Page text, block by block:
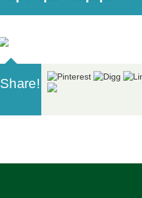
Share!